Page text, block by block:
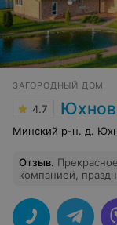
ЗАГОРОДНЫЙ ДОМ
4.7
Минский р-н. д.
Отзыв.
компанией,
вкусная)